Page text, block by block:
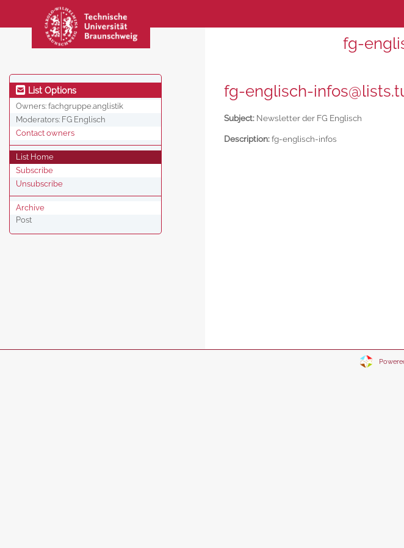
fg-
List Options
Owners: fachgruppe.anglistik
Moderators: FG Englisch
Contact owners
List Home
Subscribe
Unsubscribe
Archive
Post
fg-englisch-
Subject: Newsletter der FG Englisch
Description:fg-englisch-infos